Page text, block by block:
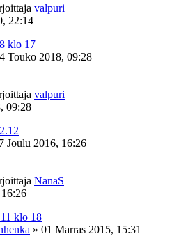
valpuri
22:14
klo 17
Touko 2018, 09:28
valpuri
09:28
Joulu 2016, 16:26
NanaS
klo 18
» 01 Marras 2015, 15:31